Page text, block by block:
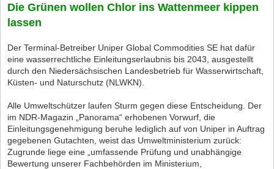
Die Grünen wollen Chlor ins Wattenmeer kippen
lassen
Der Terminal-Betreiber Uniper Global Commodities SE hat dafür
eine wasserrechtliche Einleitungserlaubnis bis 2043, ausgestellt
durch den Niedersächsischen Landesbetrieb für Wasserwirtschaft,
Küsten- und Naturschutz (NLWKN).
Alle Umweltschützer laufen Sturm gegen diese Entscheidung. Der
im NDR-Magazin „Panorama“ erhobenen Vorwurf, die
Einleitungsgenehmigung beruhe lediglich auf von Uniper in Auftrag
gegebenen Gutachten, weist das Umweltministerium zurück:
Zugrunde liege eine „umfassende Prüfung und unabhängige
Bewertung unserer Fachbehörden im Ministerium,